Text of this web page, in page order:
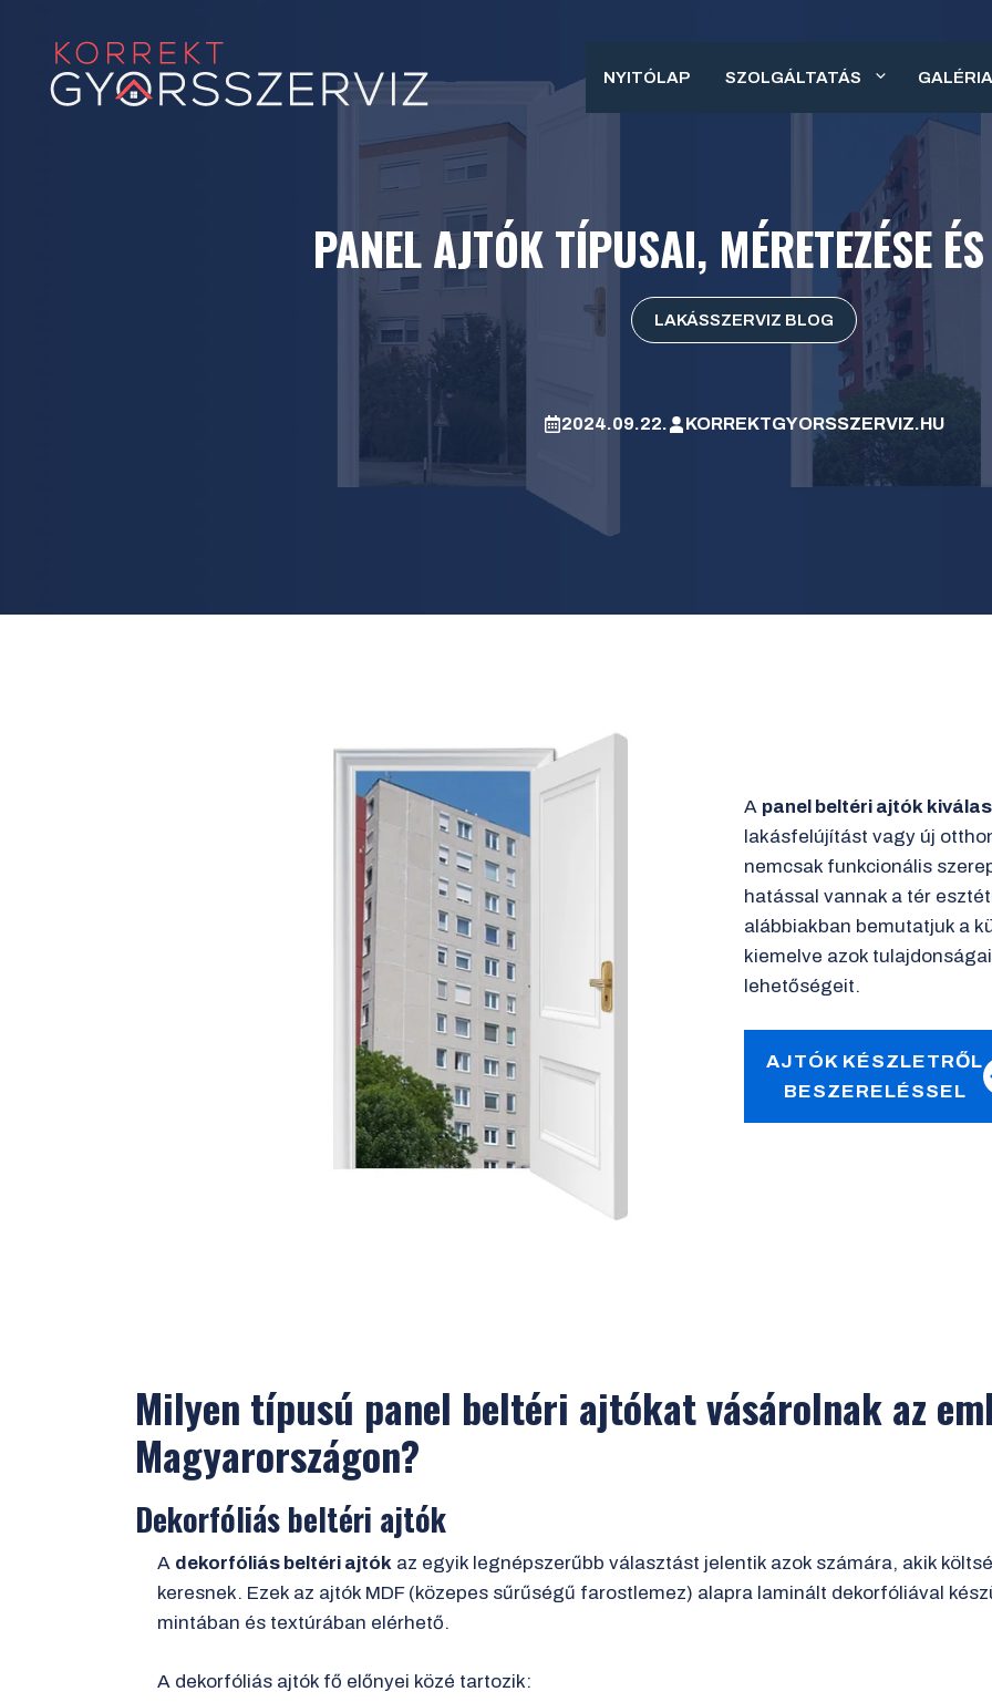
tartalomba
NYITÓLAP SZOLGÁLTATÁS GALÉRIA
PANEL AJTÓK TÍPUSAI, MÉRETEZÉSE
LAKÁSSZERVIZ BLOG
2024.09.22. KORREKTGYORSSZERVIZ.HU
A panel beltéri ajtók
lakásfelújítást vagy új
nemcsak funkcionális
hatással vannak a tér
alábbiakban bemutatjuk a
kiemelve azok
lehetőségeit.
AJTÓK KÉSZLETRŐL
BESZERELÉSSEL
Milyen típusú panel beltéri ajtókat vásárolnak az
Magyarországon?
Dekorfóliás beltéri ajtók
A dekorfóliás beltéri ajtók az egyik legnépszerűbb választást jelentik azok számára, akik
keresnek. Ezek az ajtók MDF (közepes sűrűségű farostlemez) alapra laminált dekorfóliával
mintában és textúrában elérhető.
A dekorfóliás ajtók fő előnyei közé tartozik: